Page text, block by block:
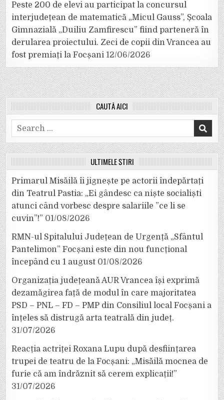
Peste 200 de elevi au participat la concursul
interjudețean de matematică „Micul Gauss”, Școala
Gimnazială „Duiliu Zamfirescu” fiind parteneră în
derularea proiectului. Zeci de copii din Vrancea au
fost premiați la Focșani 12/06/2026
CAUTĂ AICI
Search
for:
ULTIMELE ȘTIRI
Primarul Misăilă îi jignește pe actorii îndepărtați
din Teatrul Pastia: „Ei gândesc ca niște socialiști
atunci când vorbesc despre salariile ”ce li se
cuvin”!” 01/08/2026
RMN-ul Spitalului Județean de Urgență „Sfântul
Pantelimon” Focșani este din nou funcțional
începând cu 1 august 01/08/2026
Organizația județeană AUR Vrancea își exprimă
dezamăgirea față de modul în care majoritatea
PSD – PNL – FD – PMP din Consiliul local Focșani a
înțeles să distrugă arta teatrală din județ.
31/07/2026
Reacția actriței Roxana Lupu după desființarea
trupei de teatru de la Focșani: „Misăilă mocnea de
furie că am îndrăznit să cerem explicații!”
31/07/2026